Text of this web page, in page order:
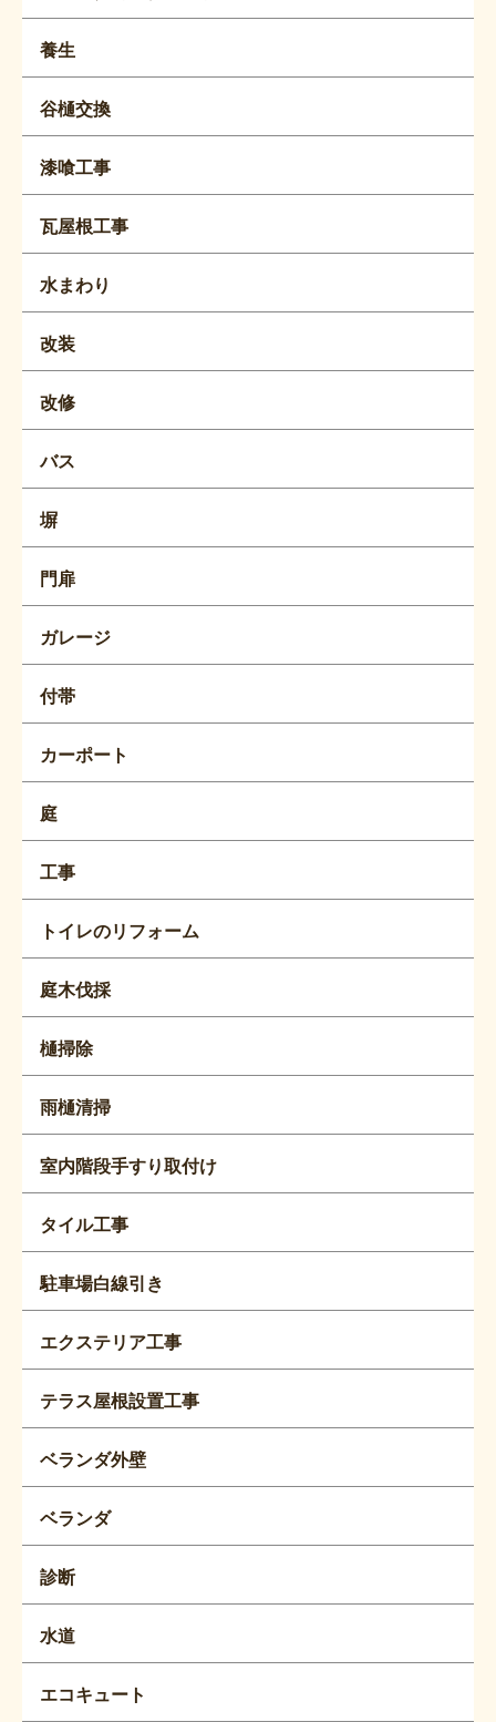
養生
谷樋交換
漆喰工事
瓦屋根工事
水まわり
改装
改修
バス
塀
門扉
ガレージ
付帯
カーポート
庭
工事
トイレのリフォーム
庭木伐採
樋掃除
雨樋清掃
室内階段手すり取付け
タイル工事
駐車場白線引き
エクステリア工事
テラス屋根設置工事
ベランダ外壁
ベランダ
診断
水道
エコキュート